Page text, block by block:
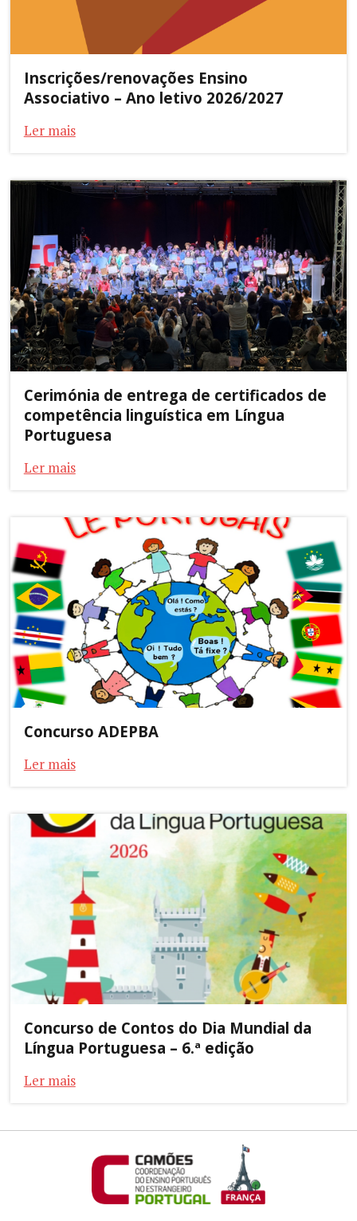
Inscrições/renovações Ensino
Associativo – Ano letivo 2026/2027
Ler mais
Cerimónia de entrega de certificados de
competência linguística em Língua
Portuguesa
Ler mais
Concurso ADEPBA
Ler mais
Concurso de Contos do Dia Mundial da
Língua Portuguesa – 6.ª edição
Ler mais